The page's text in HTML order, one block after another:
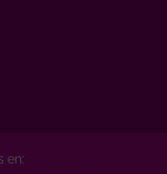
en: